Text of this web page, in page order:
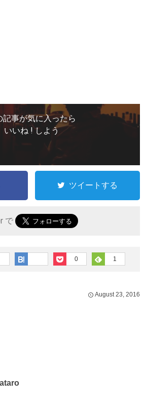
記事が気に入ったら
いいね ! しよう
ツイートする
で
0 1
August 23, 2016